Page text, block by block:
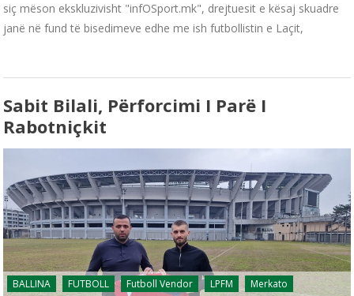
siç mëson ekskluzivisht "infOSport.mk", drejtuesit e kësaj skuadre
janë në fund të bisedimeve edhe me ish futbollistin e Laçit,
Sabit Bilali, Përforcimi I Parë I
Rabotniçkit
BALLINA FUTBOLL Futboll Vendor LPFM
Merkato